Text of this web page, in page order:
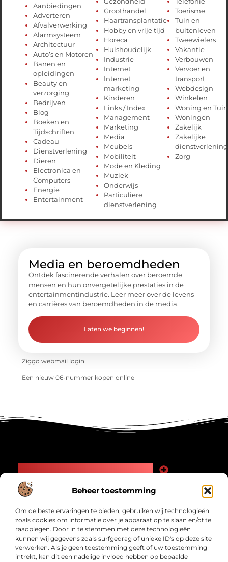
Beheer toestemming
Om de beste ervaringen te bieden, gebruiken wij technologieën
zoals cookies om informatie over je apparaat op te slaan en/of te
raadplegen. Door in te stemmen met deze technologieën
kunnen wij gegevens zoals surfgedrag of unieke ID's op deze site
verwerken. Als je geen toestemming geeft of uw toestemming
intrekt, kan dit een nadelige invloed hebben op bepaalde
Aanbiedingen
Adverteren
Afvalverwerking
Alarmsysteem
Architectuur
Auto’s en Motoren
Banen en
opleidingen
Beauty en
verzorging
Bedrijven
Blog
Boeken en
Tijdschriften
Cadeau
Dienstverlening
Dieren
Electronica en
Computers
Energie
Entertainment
Groothandel
Haartransplantatie
Hobby en vrije tijd
Horeca
Huishoudelijk
Industrie
Internet
Internet
marketing
Kinderen
Links / Index
Management
Marketing
Media
Meubels
Mobiliteit
Mode en Kleding
Muziek
Onderwijs
Particuliere
dienstverlening
Toerisme
Tuin en
buitenleven
Tweewielers
Vakantie
Verbouwen
Vervoer en
transport
Webdesign
Winkelen
Woning en Tuin
Woningen
Zakelijk
Zakelijke
dienstverlening
Zorg
Media en beroemdheden
Ontdek fascinerende verhalen over beroemde
mensen en hun onvergetelijke prestaties in de
entertainmentindustrie. Leer meer over de levens
en carrières van beroemdheden in de media.
Laten we beginnen!
Ziggo webmail login
Een nieuw 06-nummer kopen online
Bericht categorie